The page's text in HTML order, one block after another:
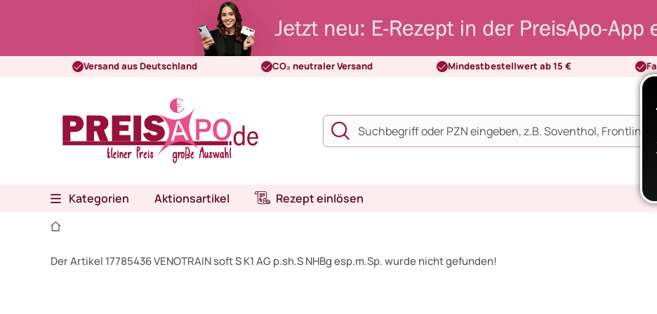
Versand aus Deutschland CO₂ neutraler Versand Mindestbestellwert ab 15 €
Kategorien Aktionsartikel Rezept einlösen
Der Artikel 17785436 VENOTRAIN soft S K1 AG p.sh.S NHBg esp.m.Sp. wurde nicht gefunden!